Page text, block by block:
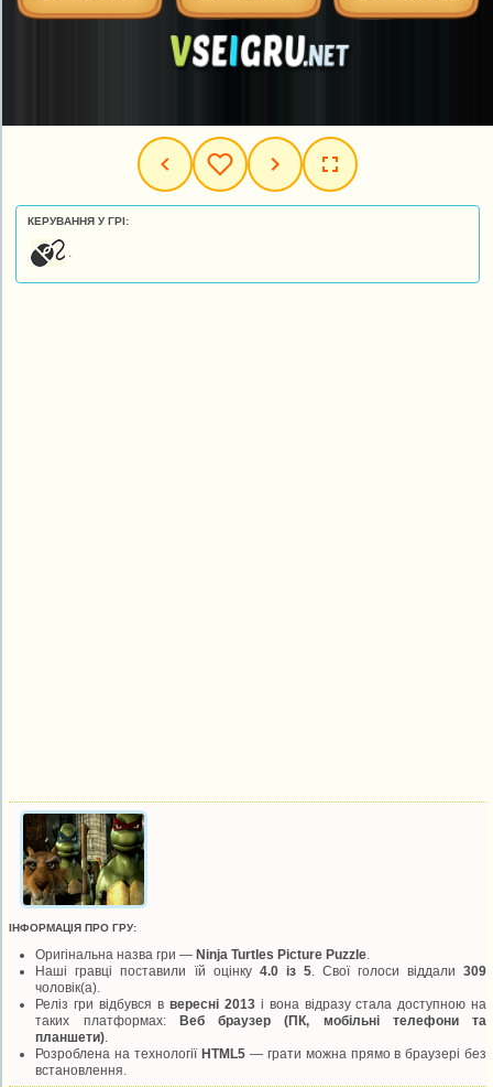
КЕРУВАННЯ У ГРІ:
ІНФОРМАЦІЯ ПРО ГРУ:
Оригінальна назва гри —Ninja Turtles Picture Puzzle
Наші гравці поставили їй оцінку 4.0 із 5. Свої голоси віддали309
чоловік(а).
Реліз гри відбувся в вересні 2013і вона відразу стала доступною на
таких платформах: Веб браузер (ПК, мобільні телефони та
планшети)
Розроблена на технології HTML5— грати можна прямо в браузері без
встановлення.